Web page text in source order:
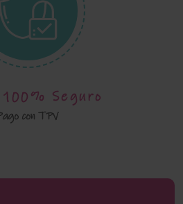
Seguro
con TPV